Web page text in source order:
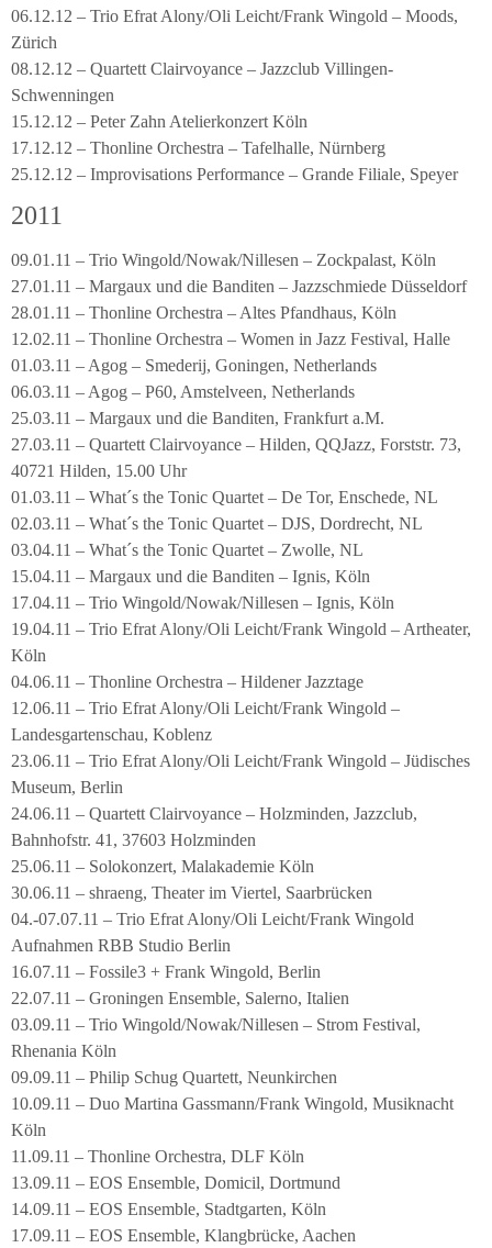
06.12.12 – Trio Efrat Alony/Oli Leicht/Frank Wingold – Moods,
Zürich
08.12.12 – Quartett Clairvoyance – Jazzclub Villingen-
Schwenningen
15.12.12 – Peter Zahn Atelierkonzert Köln
17.12.12 – Thonline Orchestra – Tafelhalle, Nürnberg
25.12.12 – Improvisations Performance – Grande Filiale, Speyer
2011
09.01.11 – Trio Wingold/Nowak/Nillesen – Zockpalast, Köln
27.01.11 – Margaux und die Banditen – Jazzschmiede Düsseldorf
28.01.11 – Thonline Orchestra – Altes Pfandhaus, Köln
12.02.11 – Thonline Orchestra – Women in Jazz Festival, Halle
01.03.11 – Agog – Smederij, Goningen, Netherlands
06.03.11 – Agog – P60, Amstelveen, Netherlands
25.03.11 – Margaux und die Banditen, Frankfurt a.M.
27.03.11 – Quartett Clairvoyance – Hilden, QQJazz, Forststr. 73,
40721 Hilden, 15.00 Uhr
01.03.11 – What´s the Tonic Quartet – De Tor, Enschede, NL
02.03.11 – What´s the Tonic Quartet – DJS, Dordrecht, NL
03.04.11 – What´s the Tonic Quartet – Zwolle, NL
15.04.11 – Margaux und die Banditen – Ignis, Köln
17.04.11 – Trio Wingold/Nowak/Nillesen – Ignis, Köln
19.04.11 – Trio Efrat Alony/Oli Leicht/Frank Wingold – Artheater,
Köln
04.06.11 – Thonline Orchestra – Hildener Jazztage
12.06.11 – Trio Efrat Alony/Oli Leicht/Frank Wingold –
Landesgartenschau, Koblenz
23.06.11 – Trio Efrat Alony/Oli Leicht/Frank Wingold – Jüdisches
Museum, Berlin
24.06.11 – Quartett Clairvoyance – Holzminden, Jazzclub,
Bahnhofstr. 41, 37603 Holzminden
25.06.11 – Solokonzert, Malakademie Köln
30.06.11 – shraeng, Theater im Viertel, Saarbrücken
04.-07.07.11 – Trio Efrat Alony/Oli Leicht/Frank Wingold
Aufnahmen RBB Studio Berlin
16.07.11 – Fossile3 + Frank Wingold, Berlin
22.07.11 – Groningen Ensemble, Salerno, Italien
03.09.11 – Trio Wingold/Nowak/Nillesen – Strom Festival,
Rhenania Köln
09.09.11 – Philip Schug Quartett, Neunkirchen
10.09.11 – Duo Martina Gassmann/Frank Wingold, Musiknacht
Köln
11.09.11 – Thonline Orchestra, DLF Köln
13.09.11 – EOS Ensemble, Domicil, Dortmund
14.09.11 – EOS Ensemble, Stadtgarten, Köln
17.09.11 – EOS Ensemble, Klangbrücke, Aachen